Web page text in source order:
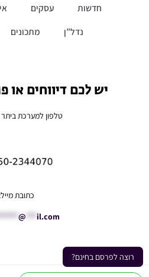
רוצה לפרסם בחינם?
חדשות עסקים
נדל”ן
מתכונים
יש לכם דיווחים או
טלפון למערכת ביתר 24 בלבד:
כתובת מייל:
@ *** il.com